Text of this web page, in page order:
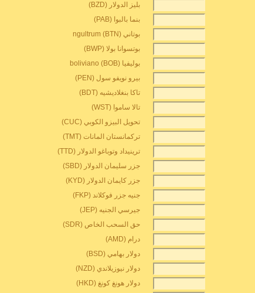
بليز الدولار (BZD)
بنما بالبوا (PAB)
بوتاني ngultrum (BTN)
بوتسوانا بولا (BWP)
بوليفيا boliviano (BOB)
بيرو نويفو سول (PEN)
تاكا بنغلاديشيه (BDT)
تالا ساموا (WST)
تحويل البيزو الكوبي (CUC)
تركمانستان المانات (TMT)
ترينيداد وتوباغو الدولار (TTD)
جزر سليمان الدولار (SBD)
جزر كايمان الدولار (KYD)
جنيه جزر فوكلاند (FKP)
جيرسي الجنيه (JEP)
حق السحب الخاص (SDR)
درام (AMD)
دولار بهامي (BSD)
دولار نيوزيلاندي (NZD)
دولار هونغ كونغ (HKD)